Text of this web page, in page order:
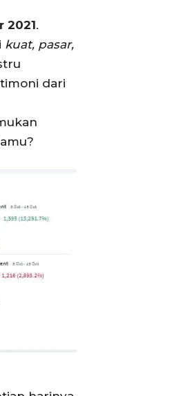
2021.
kuat, pasar,
dari